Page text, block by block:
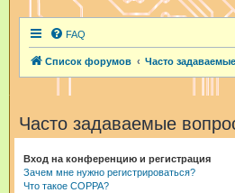
FAQ
Список форумов Часто
Часто задаваемые
Вход на конференцию и регистрация
Зачем мне нужно регистрироваться?
Что такое COPPA?